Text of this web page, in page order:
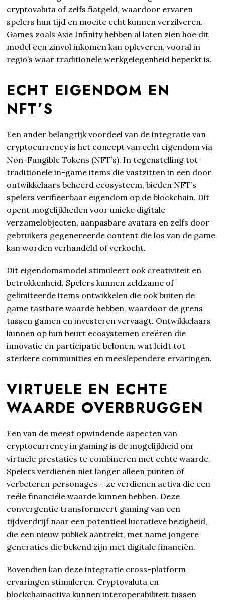
cryptovaluta of zelfs fiatgeld, waardoor ervaren
spelers hun tijd en moeite echt kunnen verzilveren.
Games zoals Axie Infinity hebben al laten zien hoe dit
model een zinvol inkomen kan opleveren, vooral in
regio’s waar traditionele werkgelegenheid beperkt is.
ECHT EIGENDOM EN
NFT’S
Een ander belangrijk voordeel van de integratie van
cryptocurrency is het concept van echt eigendom via
Non-Fungible Tokens (NFT’s). In tegenstelling tot
traditionele in-game items die vastzitten in een door
ontwikkelaars beheerd ecosysteem, bieden NFT’s
spelers verifieerbaar eigendom op de blockchain. Dit
opent mogelijkheden voor unieke digitale
verzamelobjecten, aanpasbare avatars en zelfs door
gebruikers gegenereerde content die los van de game
kan worden verhandeld of verkocht.
Dit eigendomsmodel stimuleert ook creativiteit en
betrokkenheid. Spelers kunnen zeldzame of
gelimiteerde items ontwikkelen die ook buiten de
game tastbare waarde hebben, waardoor de grens
tussen gamen en investeren vervaagt. Ontwikkelaars
kunnen op hun beurt ecosystemen creëren die
innovatie en participatie belonen, wat leidt tot
sterkere communities en meeslependere ervaringen.
VIRTUELE EN ECHTE
WAARDE OVERBRUGGEN
Een van de meest opwindende aspecten van
cryptocurrency in gaming is de mogelijkheid om
virtuele prestaties te combineren met echte waarde.
Spelers verdienen niet langer alleen punten of
verbeteren personages – ze verdienen activa die een
reële financiële waarde kunnen hebben. Deze
convergentie transformeert gaming van een
tijdverdrijf naar een potentieel lucratieve bezigheid,
die een nieuw publiek aantrekt, met name jongere
generaties die bekend zijn met digitale financiën.
Bovendien kan deze integratie cross-platform
ervaringen stimuleren. Cryptovaluta en
blockchainactiva kunnen interoperabiliteit tussen